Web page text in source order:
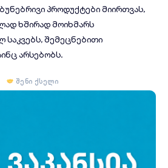
პროდუქტები მიირთვას,
ხშირად მოიხმარს
საკვებს, შემეცნებითი
არსებობს.
შენი ქსელი